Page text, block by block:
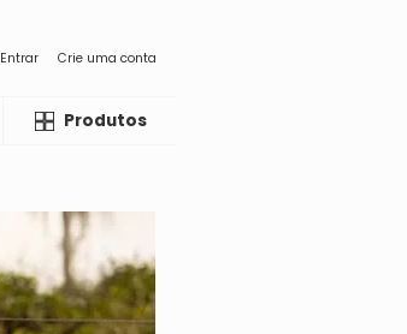
Entrar Crie uma conta
LiquidaProdutos